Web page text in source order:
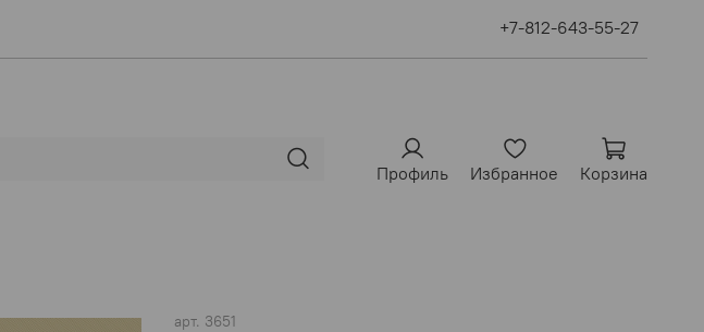
+7-812-643-55-27
Профиль Избранное Корзина
арт. 3651